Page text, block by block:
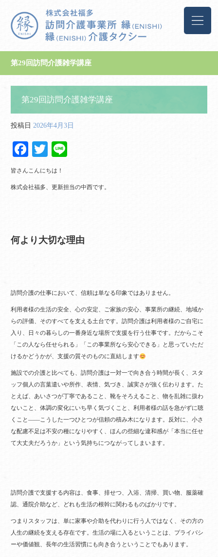
第29回訪問介護雑学講座
第29回訪問介護雑学講座
投稿日 2026年4月3日
Fa
ce
bo
ok
T
wi
tte
r
皆さんこんにちは！
株式会社福多、更新担当の中西です。
何より大切な理由
訪問介護の仕事において、信頼は単なる印象ではありません。
利用者様の生活の安全、心の安定、ご家族の安心、事業所の継続、地域か
らの評価、そのすべてを支える土台です。訪問介護は利用者様のご自宅に
入り、日々の暮らしの一番身近な場所で支援を行う仕事です。だからこそ
「この人なら任せられる」「この事業所なら安心できる」と思っていただ
けるかどうかが、支援の質そのものに直結します
施設での介護と比べても、訪問介護は一対一で向き合う時間が長く、スタ
ッフ個人の言葉遣いや所作、表情、気づき、誠実さが強く伝わります。た
とえば、あいさつが丁寧であること、靴をそろえること、物を乱雑に扱わ
ないこと、体調の変化にいち早く気づくこと、利用者様の話を急がずに聴
くこと――こうした一つひとつが信頼の積み木になります。反対に、小さ
な配慮不足は不安の種になりやすく、ほんの些細な違和感が「本当に任せ
て大丈夫だろうか」という気持ちにつながってしまいます。
訪問介護で支援する内容は、食事、排せつ、入浴、清掃、買い物、服薬確
認、通院介助など、どれも生活の根幹に関わるものばかりです。
つまりスタッフは、単に家事や介助を代わりに行う人ではなく、その方の
人生の継続を支える存在です。生活の場に入るということは、プライバシ
ーや価値観、長年の生活習慣にも向き合うということでもあります。